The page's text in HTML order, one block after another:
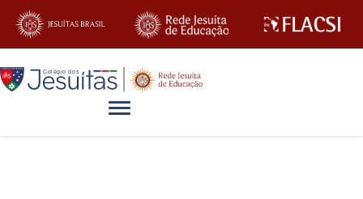
Alternar navegação